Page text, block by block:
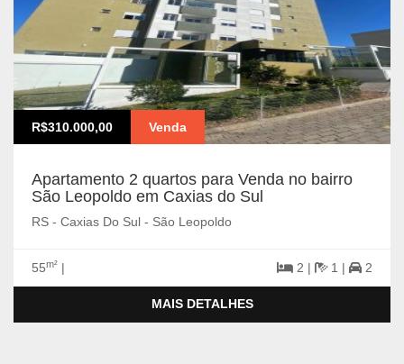
R$310.000,00 Venda
Apartamento 2 quartos para Venda no bairro
São Leopoldo em Caxias do Sul
RS - Caxias Do Sul - São Leopoldo
55m² | 2 | 1 | 2
MAIS DETALHES